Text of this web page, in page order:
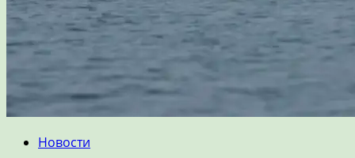
Новости